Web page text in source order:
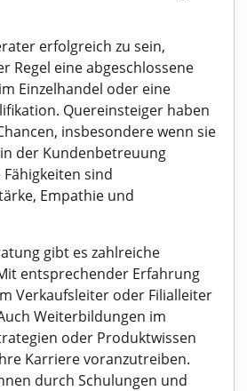
erfolgreich zu sein,
Regel eine abgeschlossene
Einzelhandel oder eine
Quereinsteiger haben
insbesondere wenn sie
der Kundenbetreuung
sind
Empathie und
gibt es zahlreiche
entsprechender Erfahrung
Verkaufsleiter oder Filialleiter
Weiterbildungen im
oder Produktwissen
Karriere voranzutreiben.
durch Schulungen und